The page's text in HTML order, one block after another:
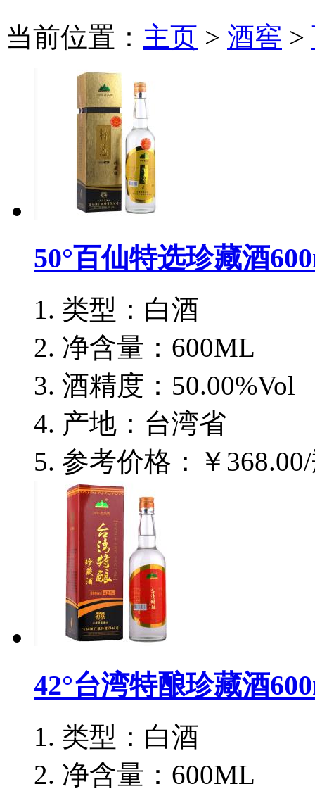
当前位置： 主页 > 酒窖 >
50°百仙特选珍藏酒
类型：白酒
净含量：600ML
酒精度：50.00%Vol
产地：台湾省
参考价格：￥
42°台湾特酿珍藏酒
类型：白酒
净含量：600ML